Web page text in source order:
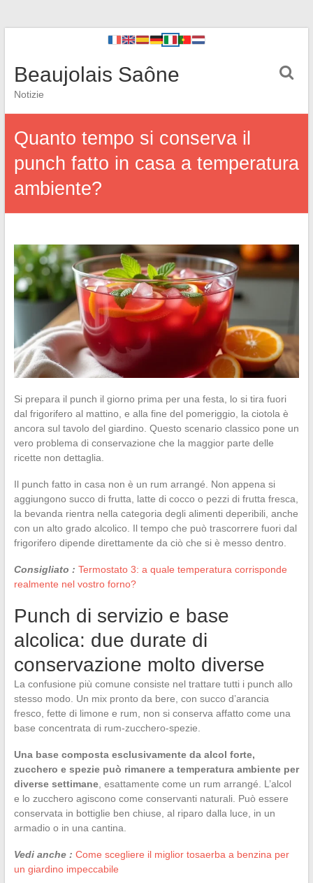
Beaujolais Saône
Notizie
Quanto tempo si conserva il
punch fatto in casa a temperatura
ambiente?
Si prepara il punch il giorno prima per una festa, lo si tira fuori
dal frigorifero al mattino, e alla fine del pomeriggio, la ciotola è
ancora sul tavolo del giardino. Questo scenario classico pone un
vero problema di conservazione che la maggior parte delle
ricette non dettaglia.
Il punch fatto in casa non è un rum arrangé. Non appena si
aggiungono succo di frutta, latte di cocco o pezzi di frutta fresca,
la bevanda rientra nella categoria degli alimenti deperibili, anche
con un alto grado alcolico. Il tempo che può trascorrere fuori dal
frigorifero dipende direttamente da ciò che si è messo dentro.
Consigliato : Termostato 3: a quale temperatura corrisponde
realmente nel vostro forno?
Punch di servizio e base
alcolica: due durate di
conservazione molto diverse
La confusione più comune consiste nel trattare tutti i punch allo
stesso modo. Un mix pronto da bere, con succo d’arancia
fresco, fette di limone e rum, non si conserva affatto come una
base concentrata di rum-zucchero-spezie.
Una base composta esclusivamente da alcol forte,
zucchero e spezie può rimanere a temperatura ambiente per
diverse settimane, esattamente come un rum arrangé. L’alcol
e lo zucchero agiscono come conservanti naturali. Può essere
conservata in bottiglie ben chiuse, al riparo dalla luce, in un
armadio o in una cantina.
Vedi anche : Come scegliere il miglior tosaerba a benzina per
un giardino impeccabile